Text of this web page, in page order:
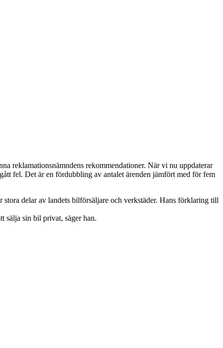
reklamationsnämndens rekommendationer. När vi nu uppdaterar
fel. Det är en fördubbling av antalet ärenden jämfört med för fem
delar av landets bilförsäljare och verkstäder. Hans förklaring till
sälja sin bil privat, säger han.